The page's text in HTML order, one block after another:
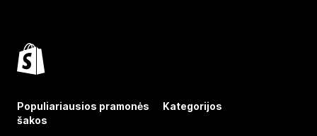
Populiariausios pramonės
šakos
Kategorijos